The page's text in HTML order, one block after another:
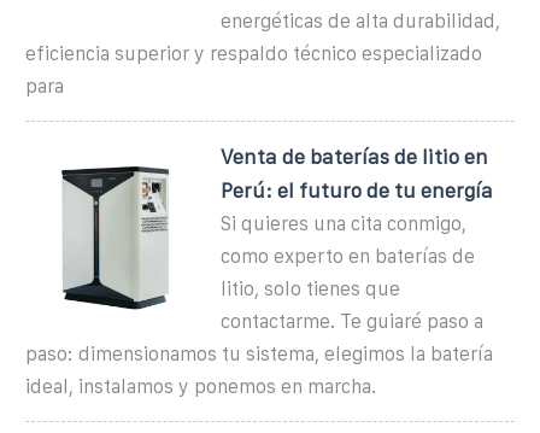
energéticas de alta durabilidad,
eficiencia superior y respaldo técnico especializado
para
Venta de baterías de litio en
Perú: el futuro de tu energía
Si quieres una cita conmigo,
como experto en baterías de
litio, solo tienes que
contactarme. Te guiaré paso a
paso: dimensionamos tu sistema, elegimos la batería
ideal, instalamos y ponemos en marcha.